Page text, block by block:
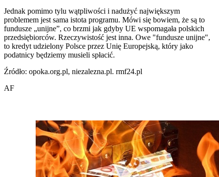
Jednak pomimo tylu wątpliwości i nadużyć największym
problemem jest sama istota programu. Mówi się bowiem, że są to
fundusze „unijne”, co brzmi jak gdyby UE wspomagała polskich
przedsiębiorców. Rzeczywistość jest inna. Owe "fundusze unijne",
to kredyt udzielony Polsce przez Unię Europejską, który jako
podatnicy będziemy musieli spłacić.
Źródło: opoka.org.pl, niezalezna.pl. rmf24.pl
AF